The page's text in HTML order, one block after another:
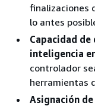
finalizaciones
lo antes
Capacidad
inteligencia
controlador
herramientas
Asignación